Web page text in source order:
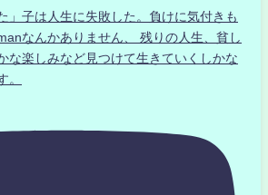
」子は人生に失敗した。負けに気付きも
なんかありません、 残りの人生、貧し
な楽しみなど見つけて生きていくしかな
。